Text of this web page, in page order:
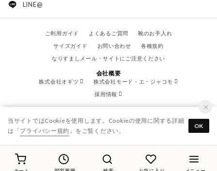
LINE@
ご利用ガイド よくあるご質問
靴のお手入れ
サイズガイド
お問い合わせ
各種規約
なりすましメール・サイトにご注意ください
会社概要
株式会社オギツ
株式会社モード・エ・ジャコモ
採用情報
© OGITSU CO.,LTD. / All Right Reserved.
当サイトではCookieを使用します。Cookieの使用に関する詳細
は「プライバシー規約 」をご覧ください。
OK